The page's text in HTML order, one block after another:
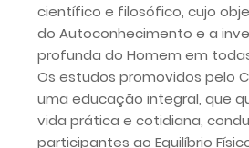
científico e filosófico, cujo
do Autoconhecimento e a
profunda do Homem em
Os estudos promovidos pelo
uma educação integral, que
vida prática e cotidiana,
participantes ao Equilíbrio